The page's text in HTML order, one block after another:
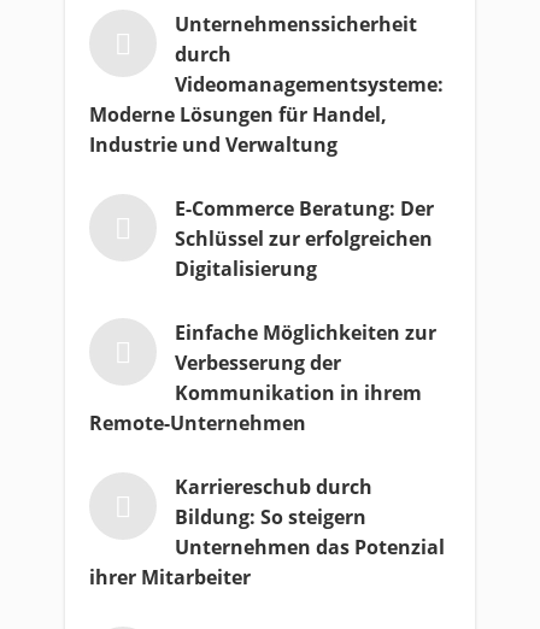
Unternehmenssicherheit
durch
Videomanagementsysteme:
Moderne Lösungen für Handel,
Industrie und Verwaltung
E-Commerce Beratung: Der
Schlüssel zur erfolgreichen
Digitalisierung
Einfache Möglichkeiten zur
Verbesserung der
Kommunikation in ihrem
Remote-Unternehmen
Karriereschub durch
Bildung: So steigern
Unternehmen das Potenzial
ihrer Mitarbeiter